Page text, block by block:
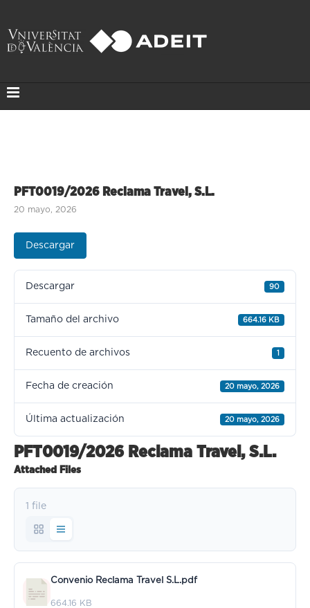
PFT0019/2026 Reclama Travel, S.L.
20 mayo, 2026
Descargar
Descargar 90
Tamaño del archivo 664.16 KB
Recuento de archivos 1
Fecha de creación 20 mayo, 2026
Última actualización 20 mayo, 2026
PFT0019/2026 Reclama Travel, S.L.
Attached Files
1 file
Convenio Reclama Travel S.L.pdf
664.16 KB